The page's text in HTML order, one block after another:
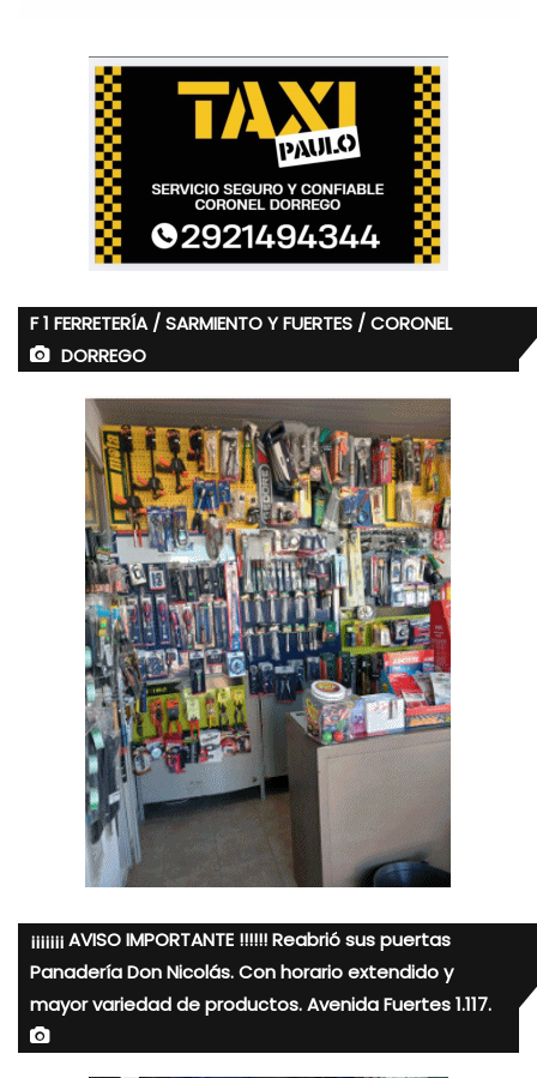
F 1 FERRETERÍA / SARMIENTO Y FUERTES / CORONEL
DORREGO
¡¡¡¡¡¡¡ AVISO IMPORTANTE !!!!!! Reabrió sus puertas
Panadería Don Nicolás. Con horario extendido y
mayor variedad de productos. Avenida Fuertes 1.117.